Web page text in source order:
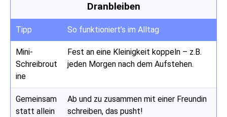
Dranbleiben
Tipp So funktioniert’s im Alltag
Mini-
Schreibrout
ine
Fest an eine Kleinigkeit koppeln – z.B.
jeden Morgen nach dem Aufstehen.
Gemeinsam
statt allein
Ab und zu zusammen mit einer Freundin
schreiben, das pusht!